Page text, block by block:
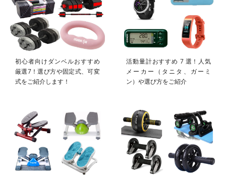
初心者向けダンベルおすすめ
厳選7！選び方や固定式、可変
式をご紹介します！
活動量計おすすめ 7 選！人気
メーカー（タニタ、ガーミ
ン）や選び方をご紹介